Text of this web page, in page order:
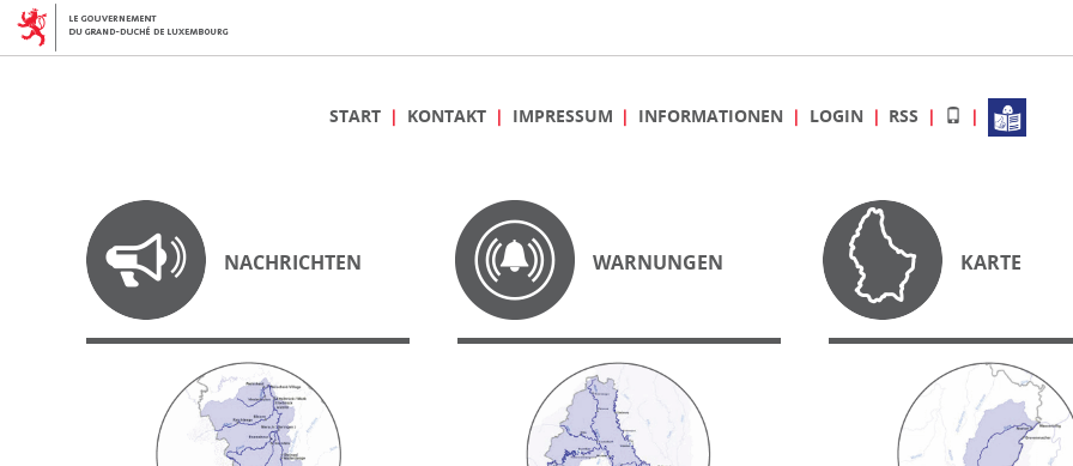
START KONTAKT IMPRESSUM INFORMATIONEN LOGIN RSS
NACHRICHTEN WARNUNGEN KARTE